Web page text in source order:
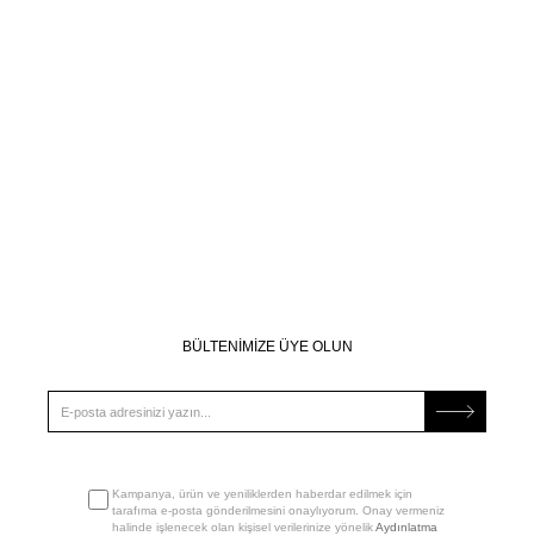
BÜLTENİMİZE ÜYE OLUN
Kampanya, ürün ve yeniliklerden haberdar edilmek için
tarafıma e-posta gönderilmesini onaylıyorum. Onay vermeniz
halinde işlenecek olan kişisel verilerinize yönelikAydınlatma